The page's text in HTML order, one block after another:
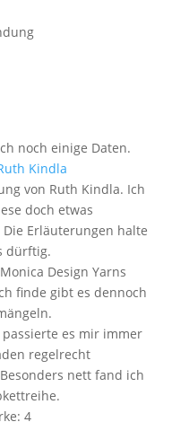
noch einige Daten.
Kindla
von Ruth Kindla. Ich
doch etwas
Erläuterungen halte
dürftig.
Design Yarns
finde gibt es dennoch
es mir immer
regelrecht
nett fand ich
4